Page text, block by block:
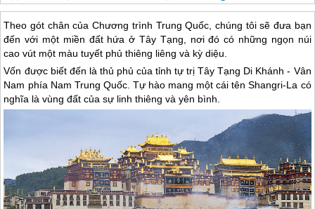
Theo gót chân của Chương trình Trung Quốc, chúng tôi sẽ đưa bạn
đến với một miền đất hứa ở Tây Tạng, nơi đó có những ngọn núi
cao vút một màu tuyết phủ thiêng liêng và kỳ diệu.
Vốn được biết đến là thủ phủ của tỉnh tự trịTây Tạng Di Khánh - Vân
Nam phía Nam Trung Quốc. Tự hào mang một cái tên Shangri-La có
nghĩa là vùng đất của sự linh thiêng và yên bình.